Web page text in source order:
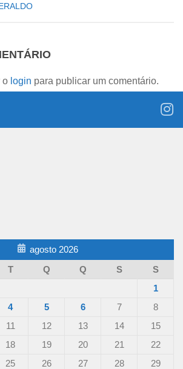
o login para publicar um comentário.
agosto 2026
T Q Q S
S
1
4 5 6 7
8
11 12 13 14
15
18 19 20 21
22
25 26 27 28
29